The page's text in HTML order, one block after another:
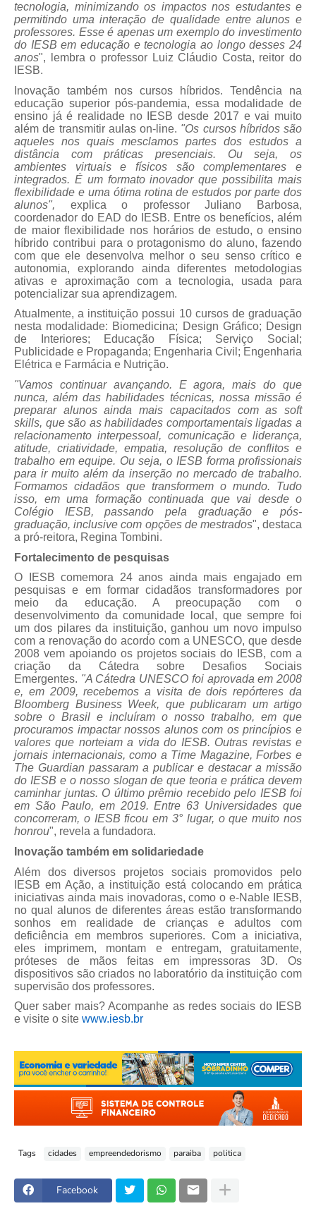
tecnologia, minimizando os impactos nos estudantes e
permitindo uma interação de qualidade entre alunos e
professores. Esse é apenas um exemplo do investimento
do IESB em educação e tecnologia ao longo desses 24
anos", lembra o professor Luiz Cláudio Costa, reitor do
IESB.
Inovação também nos cursos híbridos. Tendência na
educação superior pós-pandemia, essa modalidade de
ensino já é realidade no IESB desde 2017 e vai muito
além de transmitir aulas on-line. "Os cursos híbridos são
aqueles nos quais mesclamos partes dos estudos a
distância com práticas presenciais. Ou seja, os
ambientes virtuais e físicos são complementares e
integrados. É um formato inovador que possibilita mais
flexibilidade e uma ótima rotina de estudos por parte dos
alunos", explica o professor Juliano Barbosa,
coordenador do EAD do IESB. Entre os benefícios, além
de maior flexibilidade nos horários de estudo, o ensino
híbrido contribui para o protagonismo do aluno, fazendo
com que ele desenvolva melhor o seu senso crítico e
autonomia, explorando ainda diferentes metodologias
ativas e aproximação com a tecnologia, usada para
potencializar sua aprendizagem.
Atualmente, a instituição possui 10 cursos de graduação
nesta modalidade: Biomedicina; Design Gráfico; Design
de Interiores; Educação Física; Serviço Social;
Publicidade e Propaganda; Engenharia Civil; Engenharia
Elétrica e Farmácia e Nutrição.
"Vamos continuar avançando. E agora, mais do que
nunca, além das habilidades técnicas, nossa missão é
preparar alunos ainda mais capacitados com as soft
skills, que são as habilidades comportamentais ligadas a
relacionamento interpessoal, comunicação e liderança,
atitude, criatividade, empatia, resolução de conflitos e
trabalho em equipe. Ou seja, o IESB forma profissionais
para ir muito além da inserção no mercado de trabalho.
Formamos cidadãos que transformem o mundo. Tudo
isso, em uma formação continuada que vai desde o
Colégio IESB, passando pela graduação e pós-
graduação, inclusive com opções de mestrados", destaca
a pró-reitora, Regina Tombini.
Fortalecimento de pesquisas
O IESB comemora 24 anos ainda mais engajado em
pesquisas e em formar cidadãos transformadores por
meio da educação. A preocupação com o
desenvolvimento da comunidade local, que sempre foi
um dos pilares da instituição, ganhou um novo impulso
com a renovação do acordo com a UNESCO, que desde
2008 vem apoiando os projetos sociais do IESB, com a
criação da Cátedra sobre Desafios Sociais
Emergentes. "A Cátedra UNESCO foi aprovada em 2008
e, em 2009, recebemos a visita de dois repórteres da
Bloomberg Business Week, que publicaram um artigo
sobre o Brasil e incluíram o nosso trabalho, em que
procuramos impactar nossos alunos com os princípios e
valores que norteiam a vida do IESB. Outras revistas e
jornais internacionais, como a Time Magazine, Forbes e
The Guardian passaram a publicar e destacar a missão
do IESB e o nosso slogan de que teoria e prática devem
caminhar juntas. O último prêmio recebido pelo IESB foi
em São Paulo, em 2019. Entre 63 Universidades que
concorreram, o IESB ficou em 3° lugar, o que muito nos
honrou", revela a fundadora.
Inovação também em solidariedade
Além dos diversos projetos sociais promovidos pelo
IESB em Ação, a instituição está colocando em prática
iniciativas ainda mais inovadoras, como o e-Nable IESB,
no qual alunos de diferentes áreas estão transformando
sonhos em realidade de crianças e adultos com
deficiência em membros superiores. Com a iniciativa,
eles imprimem, montam e entregam, gratuitamente,
próteses de mãos feitas em impressoras 3D. Os
dispositivos são criados no laboratório da instituição com
supervisão dos professores.
Quer saber mais? Acompanhe as redes sociais do IESB
e visite o site www.iesb.br
Tags cidades empreendedorismo paraiba politica
Facebook